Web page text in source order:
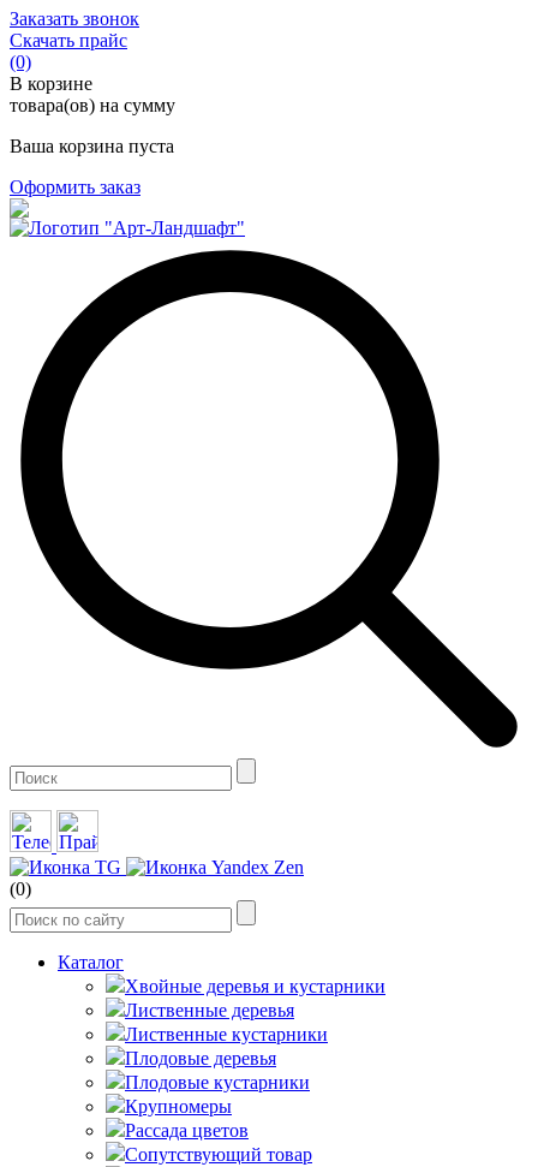
Заказать звонок
Скачать прайс
(0)
В корзине
товара(ов) на сумму
Ваша корзина пуста
Оформить заказ
(0)
Каталог
Хвойные деревья и кустарники
Лиственные деревья
Лиственные кустарники
Плодовые деревья
Плодовые кустарники
Крупномеры
Рассада цветов
Сопутствующий товар